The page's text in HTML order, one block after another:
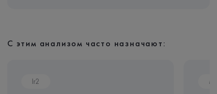
С этим анализом часто назначают:
Ir2